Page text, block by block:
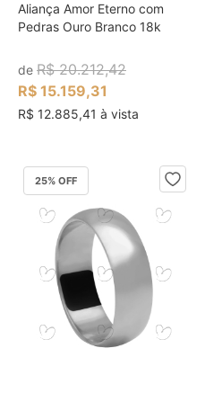
Aliança Amor Eterno com
Pedras Ouro Branco 18k
de R$ 20.212,42
R$ 15.159,31
R$ 12.885,41 à vista
25% OFF